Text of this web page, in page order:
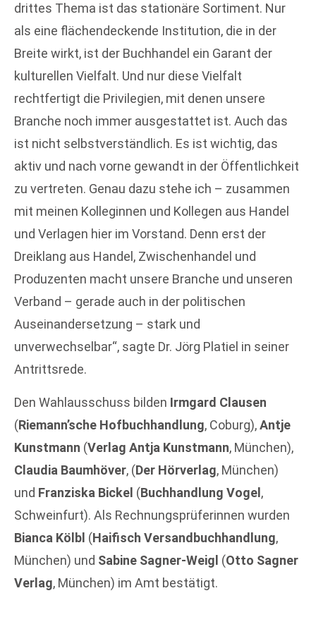
drittes Thema ist das stationäre Sortiment. Nur
als eine flächendeckende Institution, die in der
Breite wirkt, ist der Buchhandel ein Garant der
kulturellen Vielfalt. Und nur diese Vielfalt
rechtfertigt die Privilegien, mit denen unsere
Branche noch immer ausgestattet ist. Auch das
ist nicht selbstverständlich. Es ist wichtig, das
aktiv und nach vorne gewandt in der Öffentlichkeit
zu vertreten. Genau dazu stehe ich – zusammen
mit meinen Kolleginnen und Kollegen aus Handel
und Verlagen hier im Vorstand. Denn erst der
Dreiklang aus Handel, Zwischenhandel und
Produzenten macht unsere Branche und unseren
Verband – gerade auch in der politischen
Auseinandersetzung – stark und
unverwechselbar“, sagte Dr. Jörg Platiel in seiner
Antrittsrede.
Den Wahlausschuss bilden Irmgard Clausen
(Riemann’sche Hofbuchhandlung, Coburg),Antje
Kunstmann (Verlag Antja Kunstmann, München),
Claudia Baumhöver, (Der Hörverlag, München)
und Franziska Bickel (Buchhandlung Vogel,
Schweinfurt). Als Rechnungsprüferinnen wurden
Bianca Kölbl (Haifisch Versandbuchhandlung,
München) und Sabine Sagner-Weigl (Otto Sagner
Verlag, München) im Amt bestätigt.